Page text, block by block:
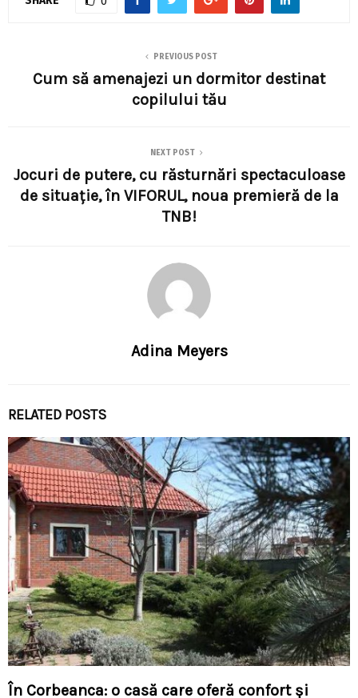
PREVIOUS POST
Cum să amenajezi un dormitor destinat
copilului tău
NEXT POST
Jocuri de putere, cu răsturnări spectaculoase
de situație, în VIFORUL, noua premieră de la
TNB!
Adina Meyers
RELATED POSTS
În Corbeanca: o casă care oferă confort și